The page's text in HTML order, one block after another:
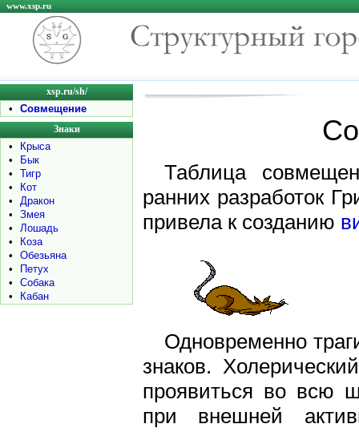
www.xsp.ru
xsp.ru/sh/
• Совмещение
Знаки
•
Крыса
•
Бык
•
Тигр
•
Кот
•
Дракон
•
Змея
•
Лошадь
•
Коза
•
Обезьяна
•
Петух
•
Собака
•
Кабан
Таблица
ранних разработок
привела к созданию
Одновременно
знаков.
проявиться во всю
при внешней